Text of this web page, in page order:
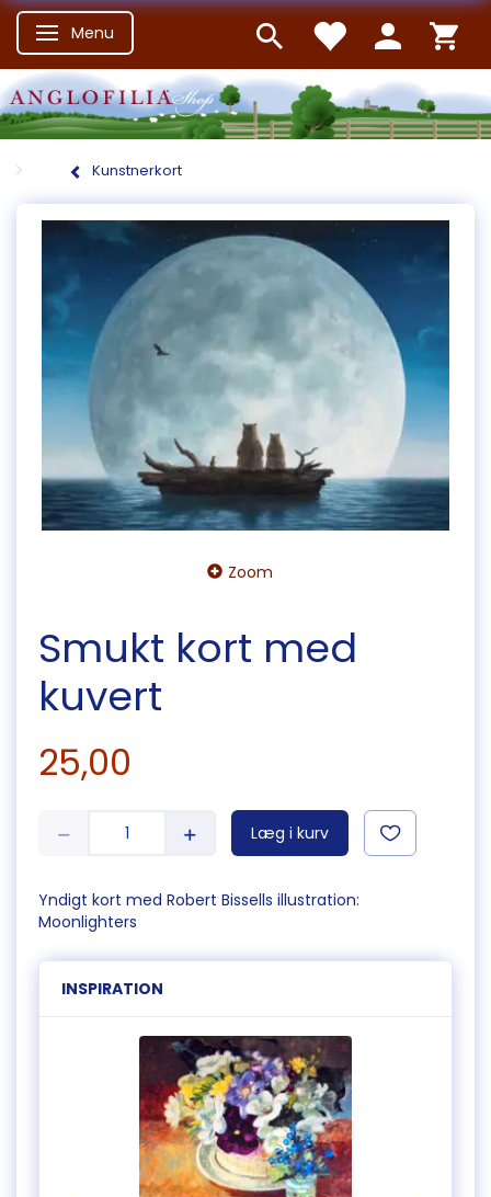
Skifte navigation
Menu
Kunstnerkort
Zoom
Smukt kort med
kuvert
25,00
Læg i kurv
Yndigt kort med Robert Bissells illustration:
Moonlighters
INSPIRATION